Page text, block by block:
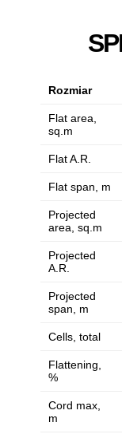
Rozmiar
Flat area,
sq.m
Flat A.R.
Flat span, m
Projected
area, sq.m
Projected
A.R.
Projected
span, m
Cells, total
Flattening,
%
Cord max,
m